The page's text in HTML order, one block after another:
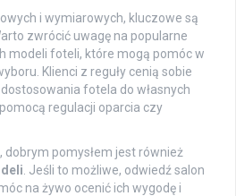
i wymiarowych, kluczowe są
zwrócić uwagę na popularne
modeli foteli, które mogą pomóc w
Klienci z reguły cenią sobie
fotela do własnych
regulacji oparcia czy
dobrym pomysłem jest również
. Jeśli to możliwe, odwiedź salon
na żywo ocenić ich wygodę i